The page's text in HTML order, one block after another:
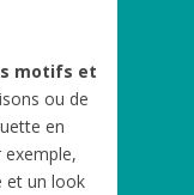
motifs et
ou de
en
exemple,
et un look